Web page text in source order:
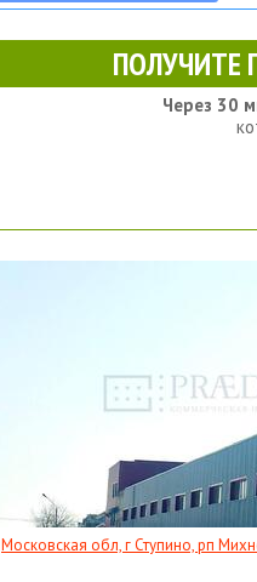
ПОЛУЧИТЕ
Через 30
Московская обл, г Ступино, рп